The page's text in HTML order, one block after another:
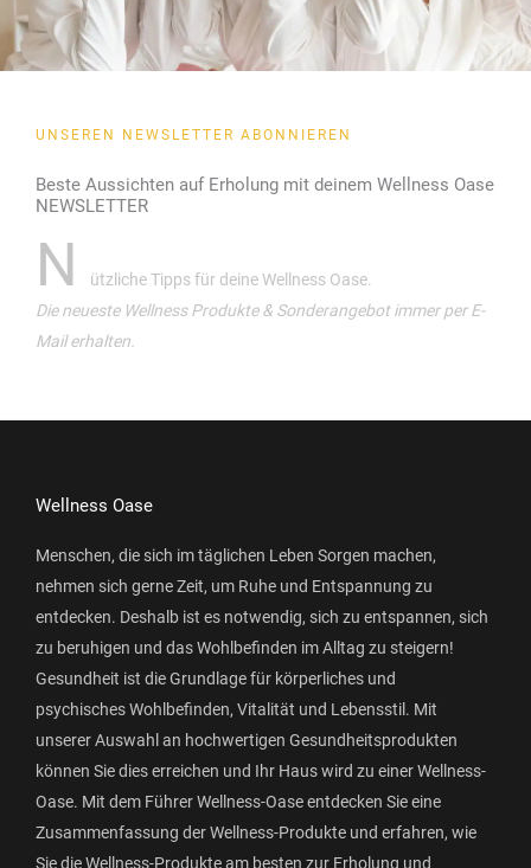
UNSEREN NEWSLETTER ABONNIEREN
Beste Aussichten auf Erholung mit deinem Wellness Oase
NEWSLETTER
N
ützliche Tipps für deine Wellness Oase.
Die neueste Wellness Produkte & Sonderangebot immer per E-
Mail erhalten.
Wellness Oase
Menschen, die sich im täglichen Leben Sorgen machen,
nehmen sich gerne Zeit, um Ruhe und Entspannung zu
entdecken. Deshalb ist es notwendig, sich zu entspannen, sich
zu beruhigen und das Wohlbefinden im Alltag zu steigern!
Gesundheit ist die Grundlage für körperliches und
psychisches Wohlbefinden, Vitalität und Lebensstil. Mit
unserer Auswahl an hochwertigen Gesundheitsprodukten
können Sie dies erreichen und Ihr Haus wird zu einer Wellness-
Oase. Mit dem Führer Wellness-Oase entdecken Sie eine
Zusammenfassung der Wellness-Produkte und erfahren, wie
Sie die Wellness-Produkte am besten zur Erholung und